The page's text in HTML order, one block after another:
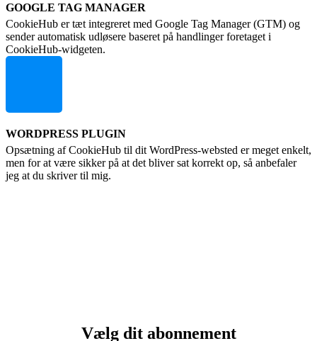
GOOGLE TAG MANAGER
CookieHub er tæt integreret med Google Tag Manager (GTM) og
sender automatisk udløsere baseret på handlinger foretaget i
CookieHub-widgeten.
WORDPRESS PLUGIN
Opsætning af CookieHub til dit WordPress-websted er meget enkelt,
men for at være sikker på at det bliver sat korrekt op, så anbefaler
jeg at du skriver til mig.
Vælg dit abonnement